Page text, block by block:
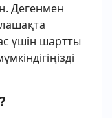
Дегенмен
үшін шартты